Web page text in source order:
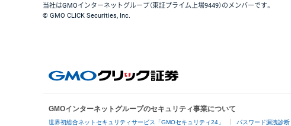
当社はGMOインターネットグループ（東証プライム上場9449）のメンバーです。
© GMO CLICK Securities, Inc.
GMOインターネットグループのセキュリティ事業について
世界初総合ネットセキュリティサービス「GMOセキュリティ24」 パスワード漏洩診断